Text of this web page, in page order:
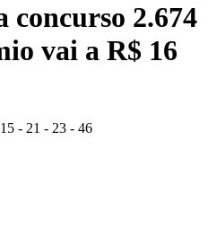
concurso 2.674
vai a R$ 16
- 21 - 23 - 46